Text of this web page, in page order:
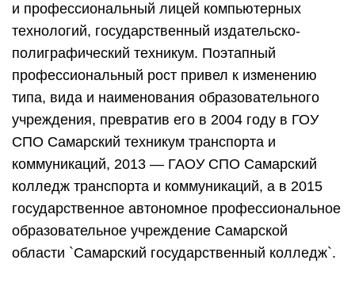
и профессиональный лицей компьютерных
технологий, государственный издательско-
полиграфический техникум. Поэтапный
профессиональный рост привел к изменению
типа, вида и наименования образовательного
учреждения, превратив его в 2004 году в ГОУ
СПО Самарский техникум транспорта и
коммуникаций, 2013 — ГАОУ СПО Самарский
колледж транспорта и коммуникаций, а в 2015
государственное автономное профессиональное
образовательное учреждение Самарской
области `Самарский государственный колледж`.